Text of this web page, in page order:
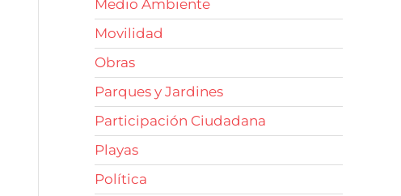
Medio Ambiente
Movilidad
Obras
Parques y Jardines
Participación Ciudadana
Playas
Política